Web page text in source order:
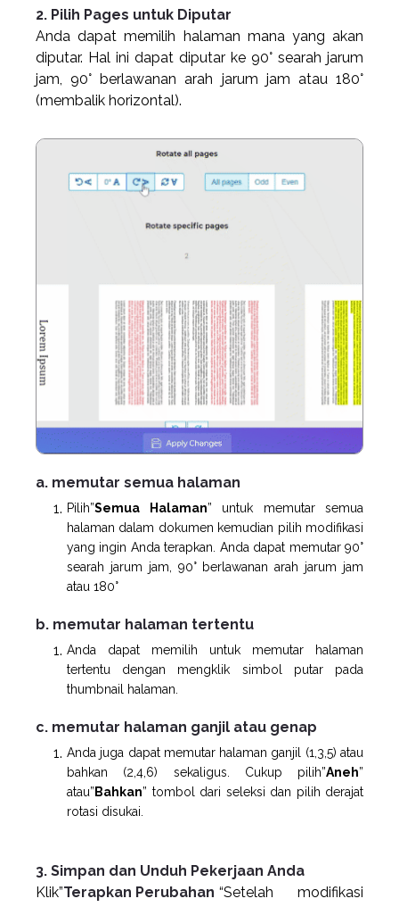
2. Pilih Pages untuk Diputar
Anda dapat memilih halaman mana yang akan
diputar. Hal ini dapat diputar ke 90° searah jarum
jam, 90° berlawanan arah jarum jam atau 180°
(membalik horizontal).
a. memutar semua halaman
Pilih”Semua Halaman” untuk memutar semua
halaman dalam dokumen kemudian pilih modifikasi
yang ingin Anda terapkan. Anda dapat memutar 90°
searah jarum jam, 90° berlawanan arah jarum jam
atau 180°
b. memutar halaman tertentu
Anda dapat memilih untuk memutar halaman
tertentu dengan mengklik simbol putar pada
thumbnail halaman.
c. memutar halaman ganjil atau genap
Anda juga dapat memutar halaman ganjil (1,3,5) atau
bahkan (2,4,6) sekaligus. Cukup pilih”Aneh”
atau” Bahkan” tombol dari seleksi dan pilih derajat
rotasi disukai.
3. Simpan dan Unduh Pekerjaan Anda
Klik”Terapkan Perubahan “Setelah modifikasi